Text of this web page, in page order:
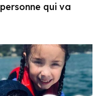
qui va